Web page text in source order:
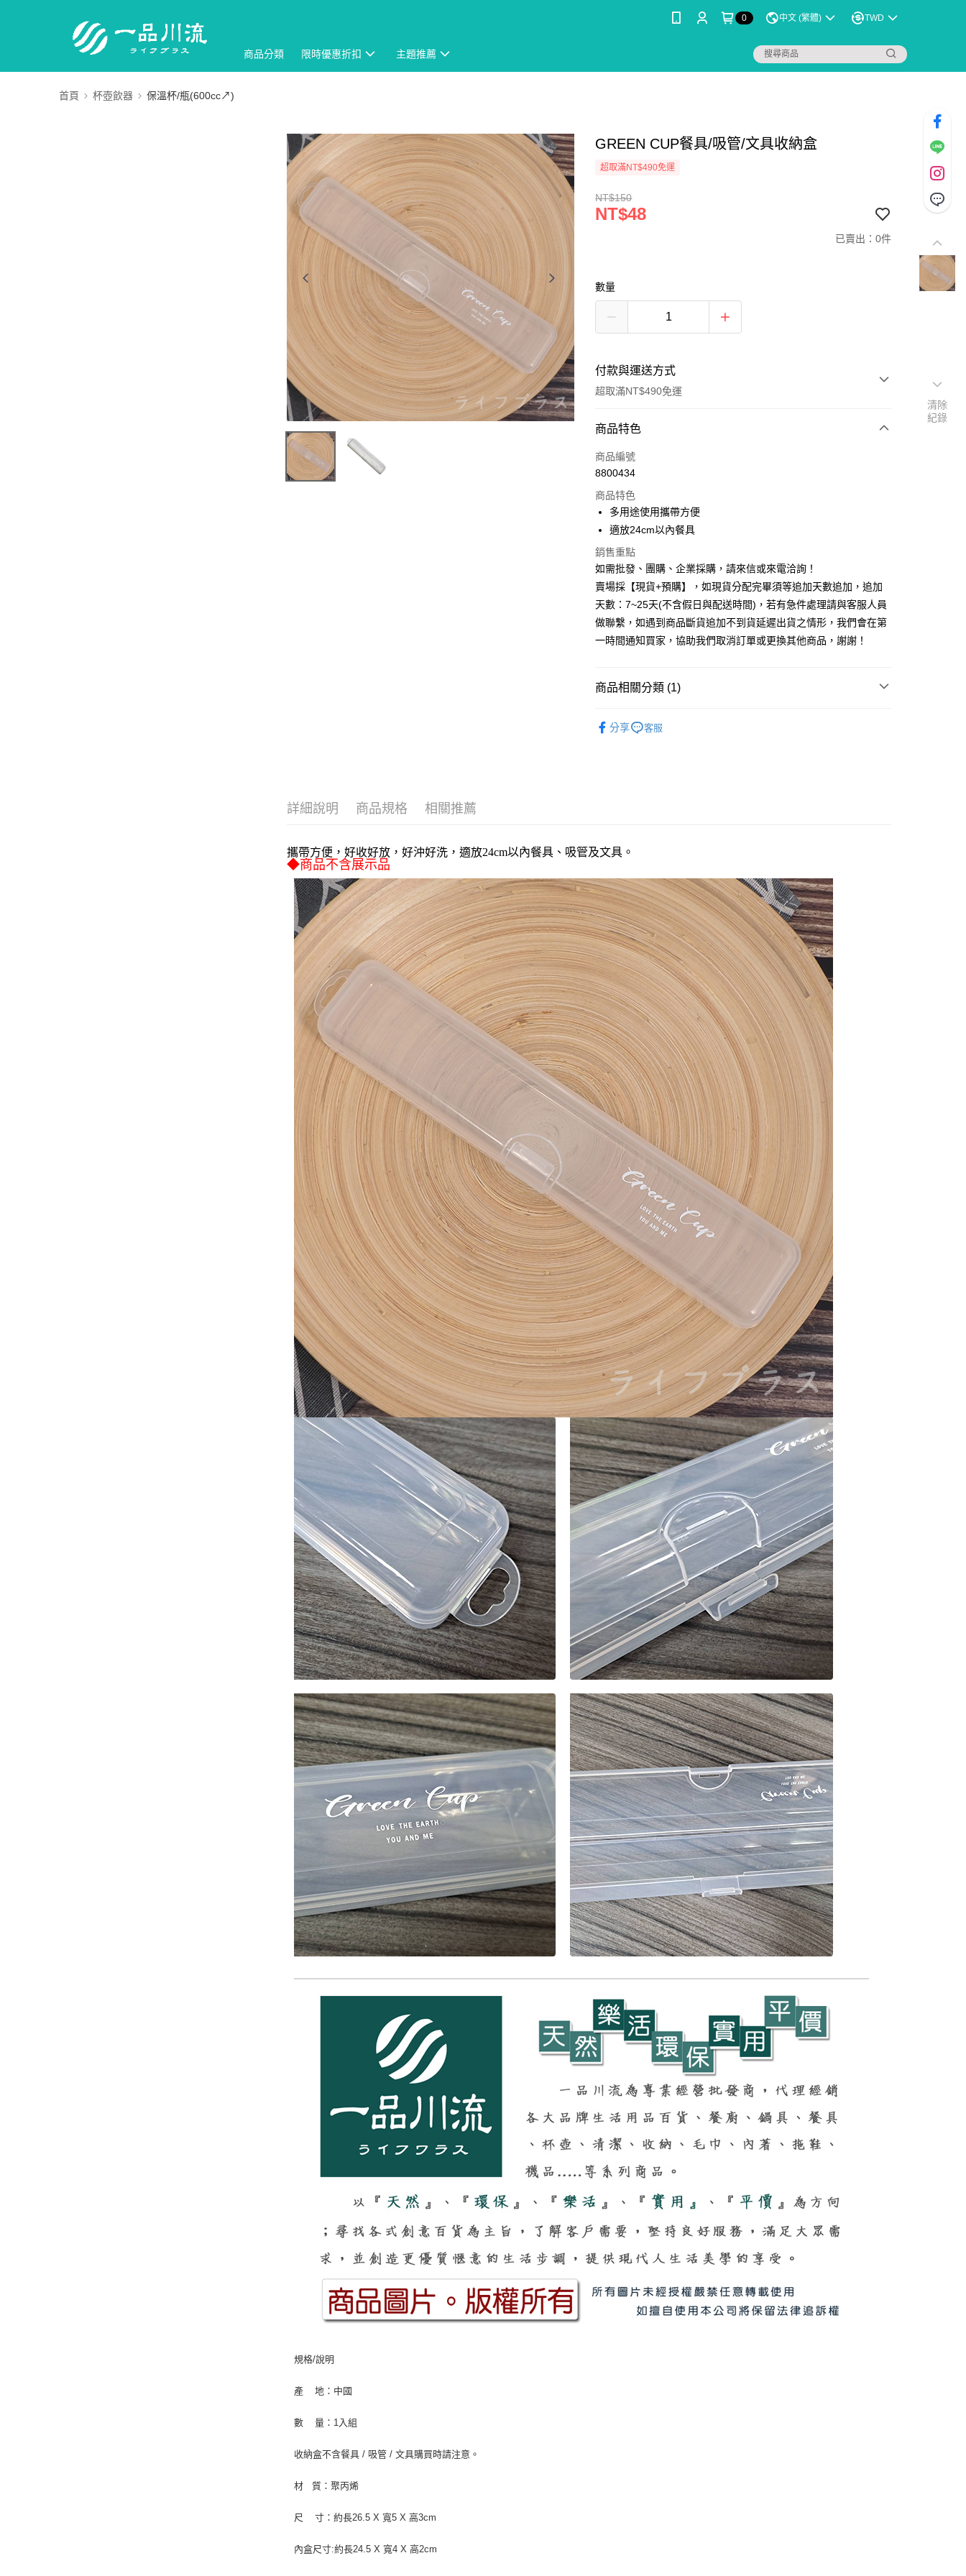
0 中文 (繁體) TWD
商品分類 限時優惠折扣 主題推薦
首頁 杯壺飲器 保溫杯/瓶(600cc↗)
GREEN CUP餐具/吸管/文具收納盒
超取滿NT$490免運
NT$150
NT$48
已賣出：0件
數量
付款與運送方式
超取滿NT$490免運
付款方式
信用卡一次付款
3 期 0 利率 每期NT$16
合作金庫商業銀行
上海商業儲蓄銀行
國泰世華商業銀行
兆豐國際商業銀行
臺灣中小企業銀行
台中商業銀行
匯豐（台灣）商業銀行
華泰商業銀行
聯邦商業銀行
遠東國際商業銀行
玉山商業銀行
星展（台灣）商業銀行
6 期 0 利率 每期NT$8
合作金庫商業銀行
華南商業銀行
彰化商業銀行
國泰世華商業銀行
兆豐國際商業銀行
臺灣中小企業銀行
台中商業銀行
匯豐（台灣）商業銀行
華泰商業銀行
聯邦商業銀行
遠東國際商業銀行
台新國際商業銀行
12 期 0 利率 每期
合作金庫商業銀行
第一商業銀行
華南商業銀行
彰化商業銀行
上海商業儲蓄銀行
台北富邦商業銀行
臺灣中小企業銀行
台中商業銀行
匯豐（台灣）商業銀行
華泰商業銀行
玉山商業銀行
台灣樂天信用卡公司
超商取貨付款
LINE Pay
Apple Pay
悠遊付
AFTEE先享後付
【「AFTEE先享後付」結帳流程】
付」結帳頁面，進行簡訊認證並確認金額後，即可完成結帳。
２．訂單成立數日內，您將收到繳費通知簡訊。
３．收到繳費通知簡訊後14天內，點擊此簡訊中的連結，可透過四大超商
／ATM／網路銀行／等多元方式進行付款，方視為交易完成。
※ 請注意：結帳手續完成當下不需立刻繳費，但若您需要取消訂單，請聯
絡購買商品的店家。未經商家同意取消之訂單仍視為有效，需透過AFTEE
先享後付繳納相關費用。
※ 交易是否成功請以「AFTEE先享後付 」之結帳頁面顯示為準，若有關於
是否繳費成功／繳費後需取消欲退款等相關疑問，請聯繫「AFTEE先享後
付客戶支援中心」https://netprotections.freshdesk.com/support/home
【注意事項】
１．透過由恩沛科技股份有限公司提供之「AFTEE先享後付」服務完成之
交易，需依本服務之必要範圍內提供個人資料，並將交易相關給付款項請
求債權轉讓予恩沛科技股份有限公司。
２．關於個人資料處理事宜，請瀏覽以下網址：
https://aftee.tw/terms/#terms3
３．未成年的使用者請事先徵得法定代理人或監護人之同意方可使用
「AFTEE先享後付」，若未經同意申辦者引起之損失，本公司不負相關責
任。
４．使用「AFTEE先享後付」時，將依據個別帳號之用戶狀況，依本公司
即時審查核予不同之上限額度；若仍有額度不足之情形，本公司將視審查
結果請求用戶進行身份認證。
５．嚴禁一人註冊多個帳號或使用他人資訊註冊。若發現惡意使用之情
形，恩沛科技股份有限公司將有權停止該用戶之使用額度並採取法律行
運送方式
每筆NT$60，滿NT$490(含以上)免運費
全家離島取貨付款
每筆NT$100，滿NT$1,000(含以上)免運費
7-11取貨付款三天
每筆NT$60，滿NT$490(含以上)免運費
7-11離島取貨付款
每筆NT$100，滿NT$1,000(含以上)免運費
本島宅配1~2天後到
每筆NT$80，滿NT$490(含以上)免運費
外島宅配
每筆NT$150，滿NT$3,000(含以上)免運費
貨到付款
每筆NT$150，滿NT$3,000(含以上)免運費
商品特色
商品編號
8800434
商品特色
多用途使用攜帶方便
適放24cm以內餐具
銷售重點
如需批發、團購、企業採購，請來信或來電洽詢！
賣場採【現貨+預購】，如現貨分配完畢須等追加天數追加，追加
天數：7~25天(不含假日與配送時間)，若有急件處理請與客服人員
做聯繫，如遇到商品斷貨追加不到貨延遲出貨之情形，我們會在第
一時間通知買家，協助我們取消訂單或更換其他商品，謝謝！
商品相關分類 (1)
分享
客服
詳細說明 商品規格 相關推薦
攜帶方便，好收好放，好沖好洗，適放24cm以內餐具 、吸管及文具。
◆商品不含展示品
規格/說明
產 地：中國
數 量：1入組
收納盒不含餐具 / 吸管 / 文具購買時請注意。
材 質：聚丙烯
尺 寸：約長26.5 X 寬5 X 高3cm
內盒尺寸:約長24.5 X 寬4 X 高2cm
清除
紀錄